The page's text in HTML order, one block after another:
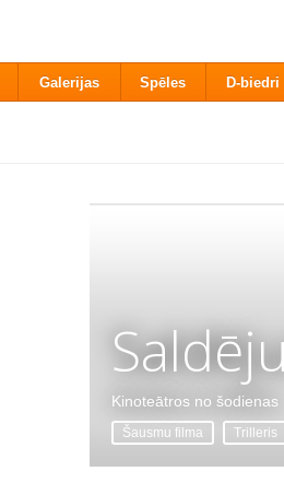
Galerijas Spēles D-biedri
Kinoteātros no šodienas
Šausmu filma Trilleris